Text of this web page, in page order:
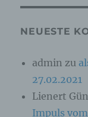
NEUESTE
admin zu
27.02.2021
Lienert
Impuls
werden.